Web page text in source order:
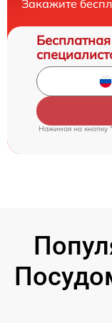
Закажите
Нажимая на кнопку